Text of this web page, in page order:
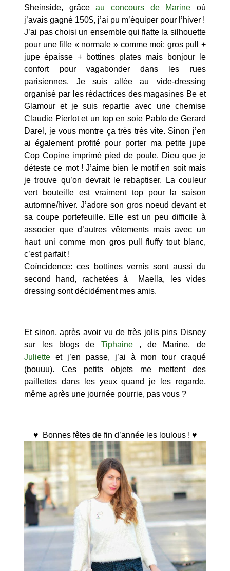
Sheinside, grâceau concours de Marine où
j’avais gagné 150$, j’ai pu m’équiper pour l’hiver !
J’ai pas choisi un ensemble qui flatte la silhouette
pour une fille « normale » comme moi: gros pull +
jupe épaisse + bottines plates mais bonjour le
confort pour vagabonder dans les rues
parisiennes. Je suis allée au vide-dressing
organisé par les rédactrices des magasines Be et
Glamour et je suis repartie avec une chemise
Claudie Pierlot et un top en soie Pablo de Gerard
Darel, je vous montre ça très très vite. Sinon j’en
ai également profité pour porter ma petite jupe
Cop Copine imprimé pied de poule. Dieu que je
déteste ce mot ! J’aime bien le motif en soit mais
je trouve qu’on devrait le rebaptiser. La couleur
vert bouteille est vraiment top pour la saison
automne/hiver. J’adore son gros noeud devant et
sa coupe portefeuille. Elle est un peu difficile à
associer que d’autres vêtements mais avec un
haut uni comme mon gros pull fluffy tout blanc,
c’est parfait !
Coïncidence: ces bottines vernis sont aussi du
second hand, rachetées à Maella, les vides
dressing sont décidément mes amis.
Et sinon, après avoir vu de très jolis pins Disney
sur les blogs de Tiphaine, de Marine, de
Juliette et j’en passe, j’ai à mon tour craqué
(bouuu). Ces petits objets me mettent des
paillettes dans les yeux quand je les regarde,
même après une journée pourrie, pas vous ?
♥ Bonnes fêtes de fin d’année les loulous ! ♥